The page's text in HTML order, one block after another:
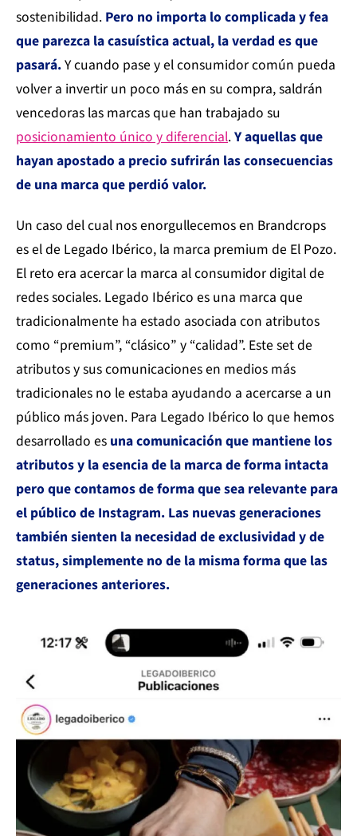
sostenibilidad. Pero no importa lo complicada y fea
que parezca la casuística actual, la verdad es que
pasará.Y cuando pase y el consumidor común pueda
volver a invertir un poco más en su compra, saldrán
vencedoras las marcas que han trabajado su
posicionamiento único y diferencial.Y aquellas que
hayan apostado a precio sufrirán las consecuencias
de una marca que perdió valor.
Un caso del cual nos enorgullecemos en Brandcrops
es el de Legado Ibérico, la marca premium de El Pozo.
El reto era acercar la marca al consumidor digital de
redes sociales. Legado Ibérico es una marca que
tradicionalmente ha estado asociada con atributos
como “premium”, “clásico” y “calidad”. Este set de
atributos y sus comunicaciones en medios más
tradicionales no le estaba ayudando a acercarse a un
público más joven. Para Legado Ibérico lo que hemos
desarrollado es una comunicación que mantiene los
atributos y la esencia de la marca de forma intacta
pero que contamos de forma que sea relevante para
el público de Instagram. Las nuevas generaciones
también sienten la necesidad de exclusividad y de
status, simplemente no de la misma forma que las
generaciones anteriores.